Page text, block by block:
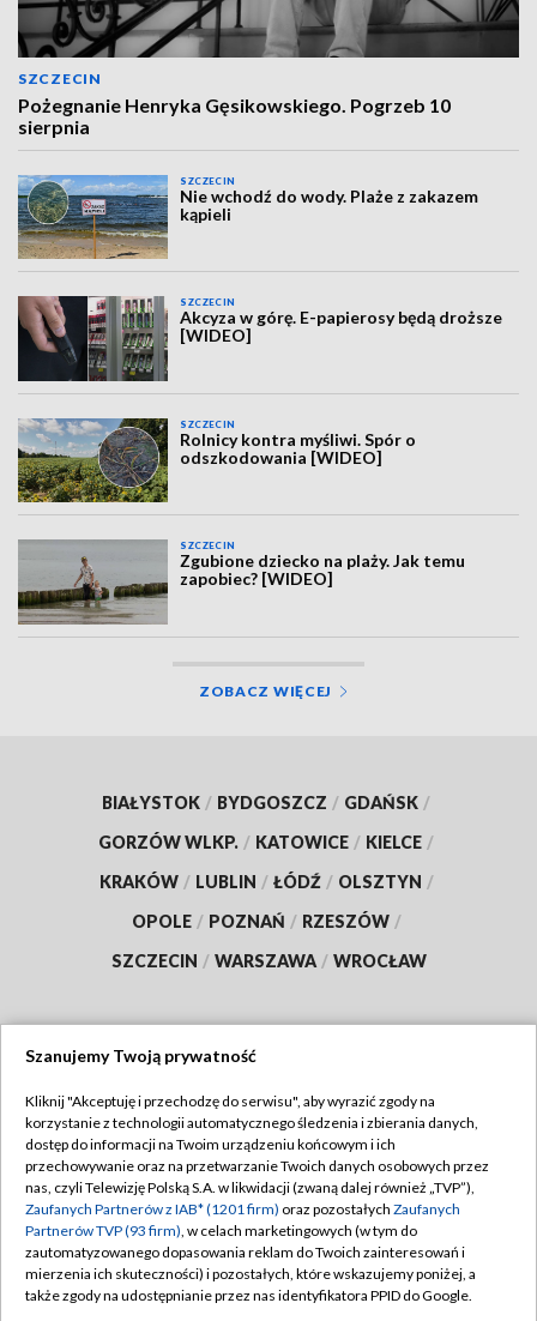
SZCZECIN
Pożegnanie Henryka Gęsikowskiego. Pogrzeb 10
sierpnia
SZCZECIN
Nie wchodź do wody. Plaże z zakazem
kąpieli
SZCZECIN
Akcyza w górę. E-papierosy będą droższe
[WIDEO]
SZCZECIN
Rolnicy kontra myśliwi. Spór o
odszkodowania [WIDEO]
SZCZECIN
Zgubione dziecko na plaży. Jak temu
zapobiec? [WIDEO]
ZOBACZ WIĘCEJ
BIAŁYSTOK / BYDGOSZCZ / GDAŃSK /
GORZÓW WLKP. / KATOWICE / KIELCE /
KRAKÓW / LUBLIN / ŁÓDŹ / OLSZTYN /
OPOLE / POZNAŃ / RZESZÓW /
SZCZECIN / WARSZAWA / WROCŁAW
TVP
Abonament TVP
Emisja w TVP
Centrum informacji TVP
Naziemna Telewizja Cyfrowa
Regulamin TVP
Polityka prywatności
Moje zgody
Pomoc
Szanujemy Twoją prywatność
Kliknij "Akceptuję i przechodzę do serwisu", aby wyrazić zgody na
korzystanie z technologii automatycznego śledzenia i zbierania danych,
dostęp do informacji na Twoim urządzeniu końcowym i ich
przechowywanie oraz na przetwarzanie Twoich danych osobowych przez
nas, czyli Telewizję Polską S.A. w likwidacji (zwaną dalej również „TVP”),
Zaufanych Partnerów z IAB* (1201 firm) oraz pozostałych Zaufanych
Partnerów TVP (93 firm), w celach marketingowych (w tym do
zautomatyzowanego dopasowania reklam do Twoich zainteresowań i
mierzenia ich skuteczności) i pozostałych, które wskazujemy poniżej, a
także zgody na udostępnianie przez nas identyfikatora PPID do Google.